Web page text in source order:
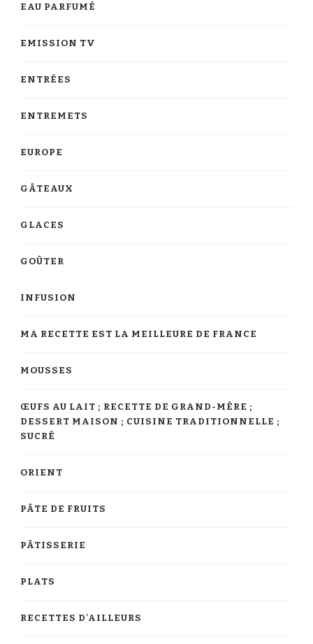
EAU PARFUMÉ
EMISSION TV
ENTRÉES
ENTREMETS
EUROPE
GÂTEAUX
GLACES
GOÛTER
INFUSION
MA RECETTE EST LA MEILLEURE DE FRANCE
MOUSSES
ŒUFS AU LAIT ; RECETTE DE GRAND-MÈRE ;
DESSERT MAISON ; CUISINE TRADITIONNELLE ;
SUCRÉ
ORIENT
PÂTE DE FRUITS
PÂTISSERIE
PLATS
RECETTES D'AILLEURS